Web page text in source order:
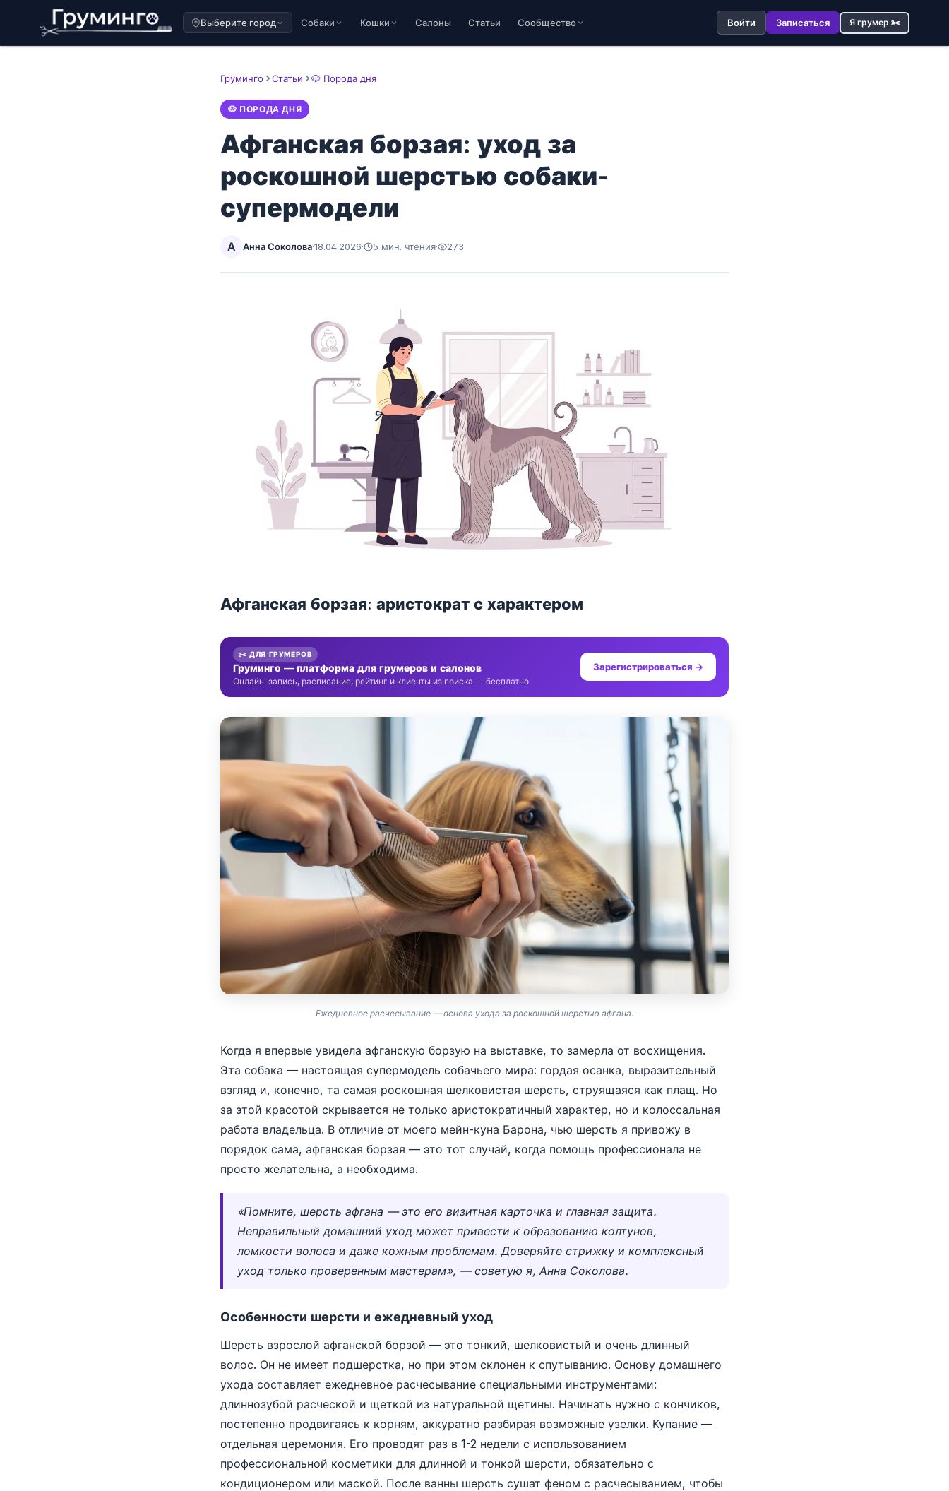
Выберите город Собаки Кошки Салоны Статьи Сообщество Войти Записаться Я грумер ✂️
Груминго Статьи 🐶 Порода дня
🐶 ПОРОДА ДНЯ
Афганская борзая: уход за
роскошной шерстью собаки-
супермодели
А Анна Соколова·18.04.2026· 5 мин. чтения· 273
Афганская борзая: аристократ с характером
✂️ ДЛЯ ГРУМЕРОВ
Груминго — платформа для грумеров и салонов
Онлайн-запись, расписание, рейтинг и клиенты из поиска — бесплатно
Зарегистрироваться →
Ежедневное расчесывание — основа ухода за роскошной шерстью афгана.
Когда я впервые увидела афганскую борзую на выставке, то замерла от восхищения.
Эта собака — настоящая супермодель собачьего мира: гордая осанка, выразительный
взгляд и, конечно, та самая роскошная шелковистая шерсть, струящаяся как плащ. Но
за этой красотой скрывается не только аристократичный характер, но и колоссальная
работа владельца. В отличие от моего мейн-куна Барона, чью шерсть я привожу в
порядок сама, афганская борзая — это тот случай, когда помощь профессионала не
просто желательна, а необходима.
«Помните, шерсть афгана — это его визитная карточка и главная защита.
Неправильный домашний уход может привести к образованию колтунов,
ломкости волоса и даже кожным проблемам. Доверяйте стрижку и комплексный
уход только проверенным мастерам», — советую я, Анна Соколова.
Особенности шерсти и ежедневный уход
Шерсть взрослой афганской борзой — это тонкий, шелковистый и очень длинный
волос. Он не имеет подшерстка, но при этом склонен к спутыванию. Основу домашнего
ухода составляет ежедневное расчесывание специальными инструментами:
длиннозубой расческой и щеткой из натуральной щетины. Начинать нужно с кончиков,
постепенно продвигаясь к корням, аккуратно разбирая возможные узелки. Купание —
отдельная церемония. Его проводят раз в 1-2 недели с использованием
профессиональной косметики для длинной и тонкой шерсти, обязательно с
кондиционером или маской. После ванны шерсть сушат феном с расчесыванием, чтобы